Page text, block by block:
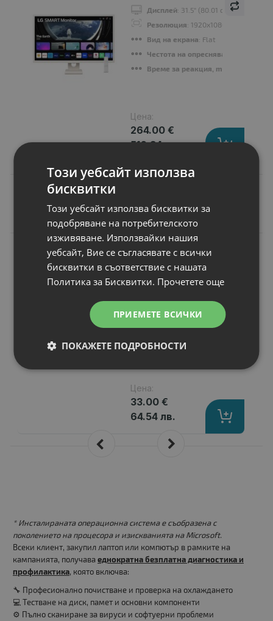
Дисплей: 31.5" (80.01 cm)
Резолюция: 1920x1080
Вид на екрана: Flat
Честота на опресняване, Hz
Време за реакция, ms
Цена:
264.00 €
516.34 лв.
Подобни продукти
N
Батерия за лаптоп
Acer Aspire 7520
Капацитет: 4400 mAh
Волтаж: 11.10 V
: Li-Ion
Цена:
33.00 €
64.54 лв.
* Инсталираната операционна система е съобразена с
поколението на процесора и изискванията на Microsoft.
Всеки клиент, закупил лаптоп или компютър в рамките на
кампанията, получава еднократна безплатна диагностика и
профилактика, която включва:
🔧 Професионално почистване и проверка на охлаждането
💻 Тестване на диск, памет и основни компоненти
⚙️ Пълно сканиране за вируси и софтуерни проблеми
Този уебсайт използва
бисквитки
Този уебсайт използва бисквитки за
подобряване на потребителското
изживяване. Използвайки нашия
уебсайт, Вие се съгласявате с всички
бисквитки в съответствие с нашата
Политика за Бисквитки. Прочетете още
ПРИЕМЕТЕ ВСИЧКИ
ПОКАЖЕТЕ ПОДРОБНОСТИ